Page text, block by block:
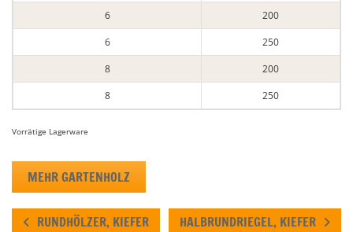
6
200
6
250
8
200
8
250
Vorrätige Lagerware
MEHR GARTENHOLZ
RUNDHÖLZER, KIEFER HALBRUNDRIEGEL, KIEFER